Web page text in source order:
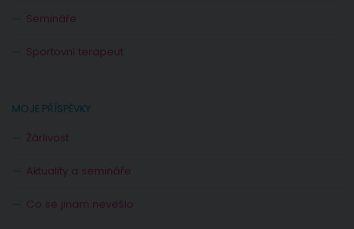
Semináře
Sportovní terapeut
MOJE PŘÍSPĚVKY
Žárlivost
Aktuality a semináře
Co se jinam nevešlo